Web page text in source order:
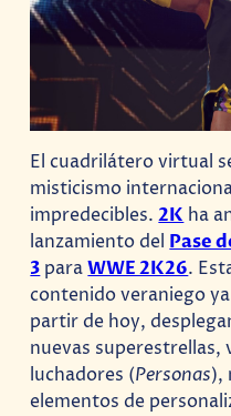
El cuadrilátero virtual
misticismo
impredecibles.2K ha
lanzamiento del Pase
3 paraWWE 2K26.
contenido veraniego
partir de hoy,
nuevas superestrellas,
luchadores (Personas),
elementos de